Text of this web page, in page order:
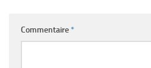
Commentaire*